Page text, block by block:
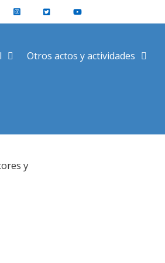
Otros actos y actividades
y